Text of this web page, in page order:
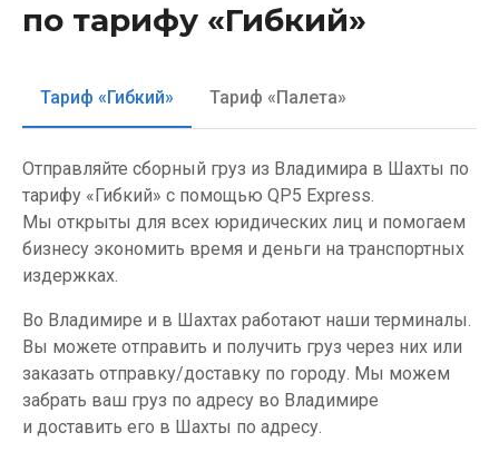
по тарифу «Гибкий»
Тариф «Гибкий» Тариф «Палета»
Отправляйте сборный груз из Владимира в Шахты по
тарифу «Гибкий» с помощью QP5 Express.
Мы открыты для всех юридических лиц и помогаем
бизнесу экономить время и деньги на транспортных
издержках.
Во Владимире и в Шахтах работают наши терминалы.
Вы можете отправить и получить груз через них или
заказать отправку/доставку по городу. Мы можем
забрать ваш груз по адресу во Владимире
и доставить его в Шахты по адресу.